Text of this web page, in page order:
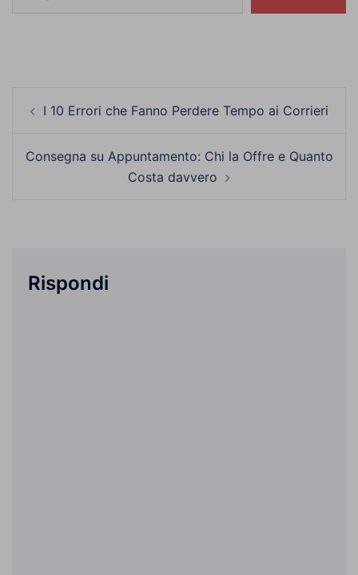
articolo
I 10 Errori che Fanno Perdere Tempo ai Corrieri
Consegna su Appuntamento: Chi la Offre e Quanto
Costa davvero
Rispondi